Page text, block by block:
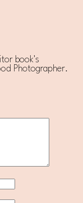
book's
Photographer.